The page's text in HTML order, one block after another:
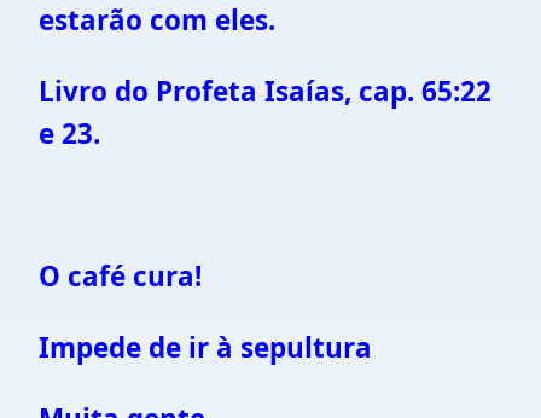
estarão com eles.
Livro do Profeta Isaías, cap. 65:22
e 23.
O café cura!
Impede de ir à sepultura